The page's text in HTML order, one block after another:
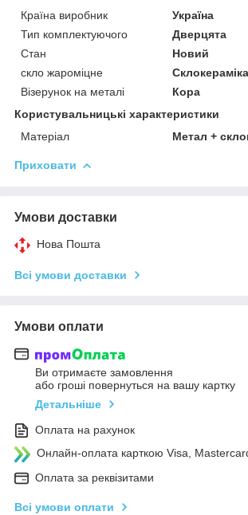
Країна виробник
Україна
Тип комплектуючого
Дверцята
Стан
Новий
скло жароміцне
Склокераміка
Візерунок на металі
Кора
Користувальницькі характеристики
Матеріал
Метал +
Приховати
Умови доставки
Нова Пошта
Всі умови доставки
Умови оплати
Ви отримаєте замовлення
або гроші повернуться на вашу картку
Детальніше
Оплата на рахунок
Онлайн-оплата карткою Visa,
Оплата за реквізитами
Всі умови оплати